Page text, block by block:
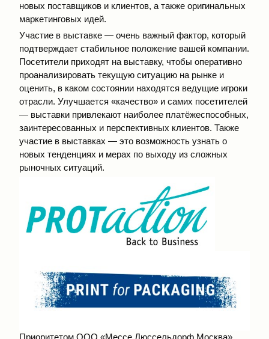
новых поставщиков и клиентов, а также оригинальных
маркетинговых идей.
Участие в выставке — очень важный фактор, который
подтверждает стабильное положение вашей компании.
Посетители приходят на выставку, чтобы оперативно
проанализировать текущую ситуацию на рынке и
оценить, в каком состоянии находятся ведущие игроки
отрасли. Улучшается «качество» и самих посетителей
— выставки привлекают наиболее платёжеспособных,
заинтересованных и перспективных клиентов. Также
участие в выставках — это возможность узнать о
новых тенденциях и мерах по выходу из сложных
рыночных ситуаций.
Приоритетом ООО «Мессе Дюссельдорф Москва»